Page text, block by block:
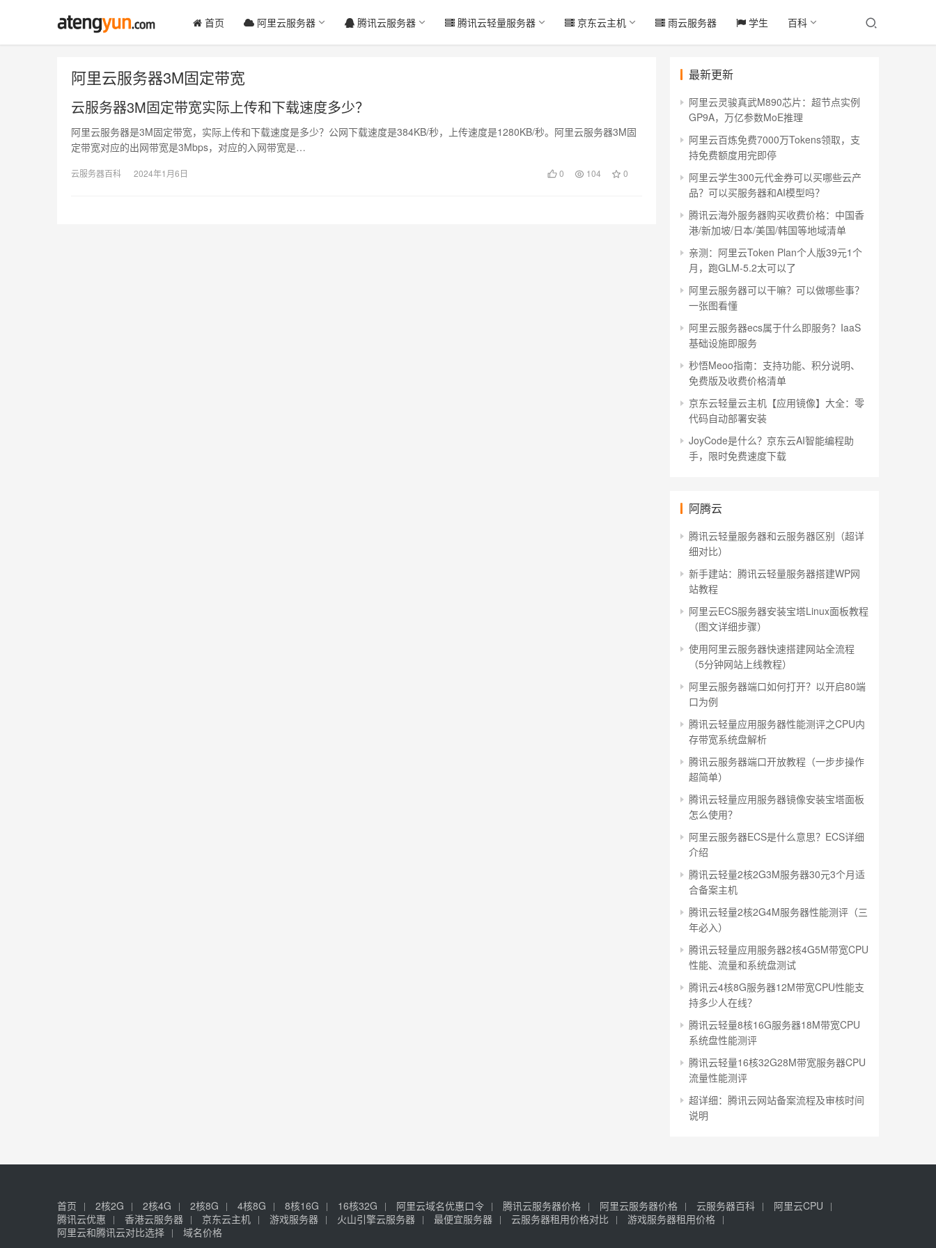
首页 阿里云服务器 腾讯云服务器 腾讯云轻量服务器 京东云主机 雨云服务器 学生 百科
阿里云服务器3M固定带宽
云服务器3M固定带宽实际上传和下载速度多少？
阿里云服务器是3M固定带宽，实际上传和下载速度是多少？公网下载速度是384KB/秒，上传速度是1280KB/秒。阿里云服务器3M固
定带宽对应的出网带宽是3Mbps，对应的入网带宽是…
云服务器百科 2024年1月6日 0 104 0
最新更新
阿里云灵骏真武M890芯片：超节点实例
GP9A，万亿参数MoE推理
阿里云百炼免费7000万Tokens领取，支
持免费额度用完即停
阿里云学生300元代金券可以买哪些云产
品？可以买服务器和AI模型吗？
腾讯云海外服务器购买收费价格：中国香
港/新加坡/日本/美国/韩国等地域清单
亲测：阿里云Token Plan个人版39元1个
月，跑GLM-5.2太可以了
阿里云服务器可以干嘛？可以做哪些事？
一张图看懂
阿里云服务器ecs属于什么即服务？IaaS
基础设施即服务
秒悟Meoo指南：支持功能、积分说明、
免费版及收费价格清单
京东云轻量云主机【应用镜像】大全：零
代码自动部署安装
JoyCode是什么？京东云AI智能编程助
手，限时免费速度下载
阿腾云
腾讯云轻量服务器和云服务器区别（超详
细对比）
新手建站：腾讯云轻量服务器搭建WP网
站教程
阿里云ECS服务器安装宝塔Linux面板教程
（图文详细步骤）
使用阿里云服务器快速搭建网站全流程
（5分钟网站上线教程）
阿里云服务器端口如何打开？以开启80端
口为例
腾讯云轻量应用服务器性能测评之CPU内
存带宽系统盘解析
腾讯云服务器端口开放教程（一步步操作
超简单）
腾讯云轻量应用服务器镜像安装宝塔面板
怎么使用？
阿里云服务器ECS是什么意思？ECS详细
介绍
腾讯云轻量2核2G3M服务器30元3个月适
合备案主机
腾讯云轻量2核2G4M服务器性能测评（三
年必入）
腾讯云轻量应用服务器2核4G5M带宽CPU
性能、流量和系统盘测试
腾讯云4核8G服务器12M带宽CPU性能支
持多少人在线？
腾讯云轻量8核16G服务器18M带宽CPU
系统盘性能测评
腾讯云轻量16核32G28M带宽服务器CPU
流量性能测评
超详细：腾讯云网站备案流程及审核时间
说明
首页 2核2G 2核4G 2核8G 4核8G 8核16G 16核32G 阿里云域名优惠口令 腾讯云服务器价格 阿里云服务器价格 云服务器百科
阿里云CPU
腾讯云优惠
香港云服务器 京东云主机 游戏服务器 火山引擎云服务器 最便宜服务器 云服务器租用价格对比
游戏服务器租用价格
阿里云和腾讯云对比选择
域名价格